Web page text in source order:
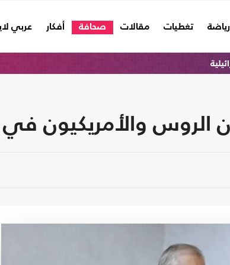
رياضة تغطيات مقالات صحافة أفكار عربي
الروس والأمريكيون